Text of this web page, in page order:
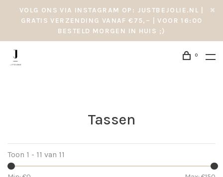
VOLG ONS VIA INSTAGRAM OP: JUSTBEJOLIE.NL |
GRATIS VERZENDING VANAF €75,– | VOOR 16:00
BESTELD MORGEN IN HUIS ;)
0
Tassen
Toon 1 - 11 van 11